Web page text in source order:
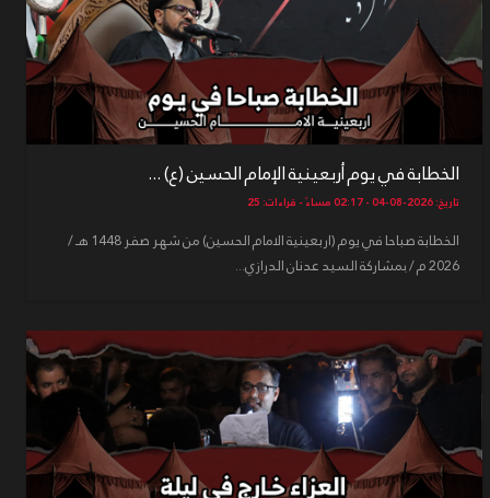
الخطابة في يوم أربعينية الإمام الحسين (ع) ...
تاريخ: 2026-08-04 - 02:17 مساءً - قراءات: 25
الخطابة صباحا في يوم (اربعينية الامام الحسين) من شهر صفر 1448 هـ /
2026 م / بمشاركة السيد عدنان الدرازي...